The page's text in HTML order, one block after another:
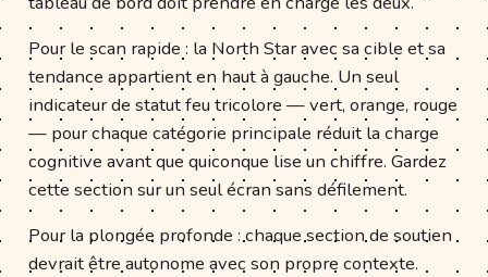
Pour le scan rapide : la North Star avec sa cible et sa
tendance appartient en haut à gauche. Un seul
indicateur de statut feu tricolore — vert, orange, rouge
— pour chaque catégorie principale réduit la charge
cognitive avant que quiconque lise un chiffre. Gardez
cette section sur un seul écran sans défilement.
Pour la plongée profonde : chaque section de soutien
devrait être autonome avec son propre contexte.